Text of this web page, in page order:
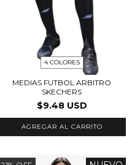
4 COLORES
MEDIAS FUTBOL ARBITRO
SKECHERS
$9.48 USD
AGREGAR AL CARRITO